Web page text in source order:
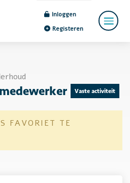
Inloggen
Registeren
Vaste activiteit
FAVORIET TE